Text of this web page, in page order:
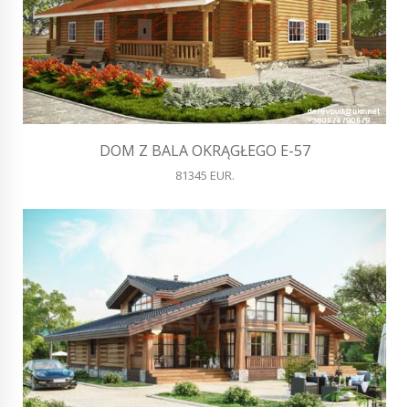
DOM Z BALA OKRĄGŁEGO E-57
81345 EUR.